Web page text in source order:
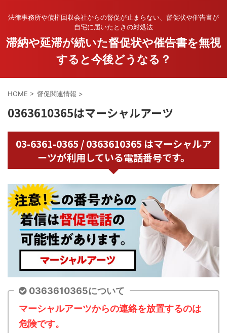
法律事務所や債権回収会社からの督促が止まらない、督促状や催告書が
自宅に届いたときの対処法
滞納や延滞が続いた督促状や催告書を無視
すると今後どうなる？
HOME > 督促関連情報 >
0363610365はマーシャルアーツ
03-6361-0365 / 0363610365 はマーシャルア
ーツが利用している電話番号です。
0363610365について
マーシャルアーツからの連絡を放置するのは
危険です。